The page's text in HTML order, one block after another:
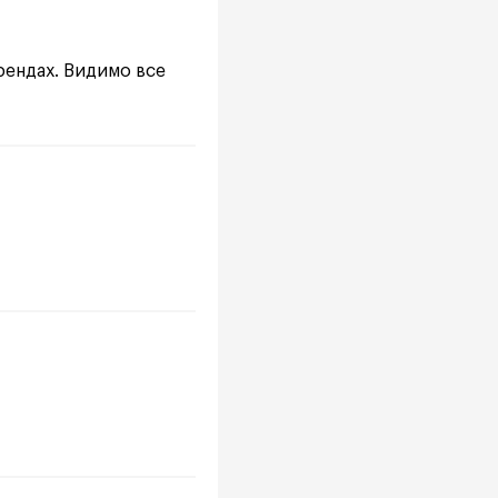
Видимо все